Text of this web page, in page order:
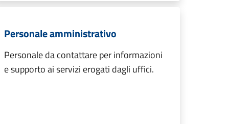
Personale amministrativo
Personale da contattare per informazioni
e supporto ai servizi erogati dagli uffici.